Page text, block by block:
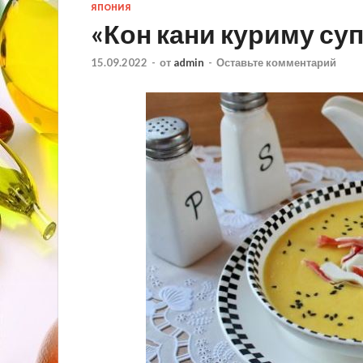
ЯПОНИЯ
«Кон кани куриму
15.09.2022 - от admin - Оставьте комментарий